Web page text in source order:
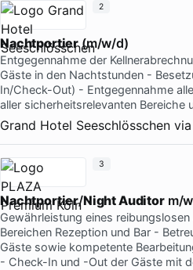
Nachtportier(m/w/d)
Entgegennahme der
Gäste in den Nachtstunden -
In/Check-Out) - Entgegennahme
aller sicherheitsrelevanten Bereiche
Grand Hotel Seeschlösschen via
2
Nachtportier/Night Auditorm/
Gewährleistung eines
Bereichen Rezeption und Bar -
Gäste sowie kompetente
- Check-In und -Out der Gäste mit
3